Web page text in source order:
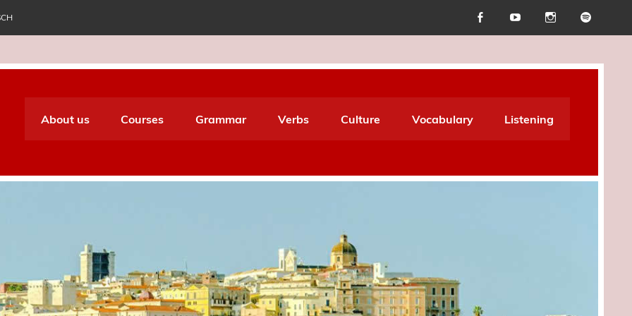
World Italiano
About us Courses Grammar Verbs Culture Vocabulary Listening